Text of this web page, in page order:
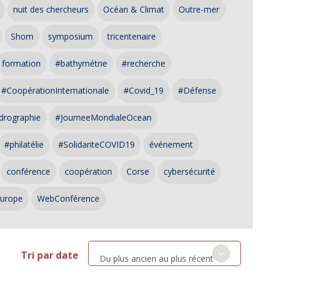
nuit des chercheurs Océan & Climat Outre-mer
Shom symposium tricentenaire
formation #bathymétrie #recherche
#CoopérationInternationale #Covid_19 #Défense
#JourneeMondialeOcean
#philatélie #SolidariteCOVID19 événement
conférence coopération Corse cybersécurité
WebConférence
Tri par date Du plus ancien au plus récent